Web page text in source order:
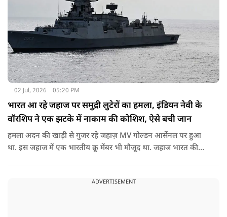
02 Jul, 2026 05:20 PM
भारत आ रहे जहाज पर समुद्री लुटेरों का हमला, इंडियन नेवी के
वॉरशिप ने एक झटके में नाकाम की कोशिश, ऐसे बची जान
हमला अदन की खाड़ी से गुजर रहे जहाज़ MV गोल्डन आर्सेनल पर हुआ
था. इस जहाज में एक भारतीय क्रू मेंबर भी मौजूद था. जहाज भारत की
ADVERTISEMENT